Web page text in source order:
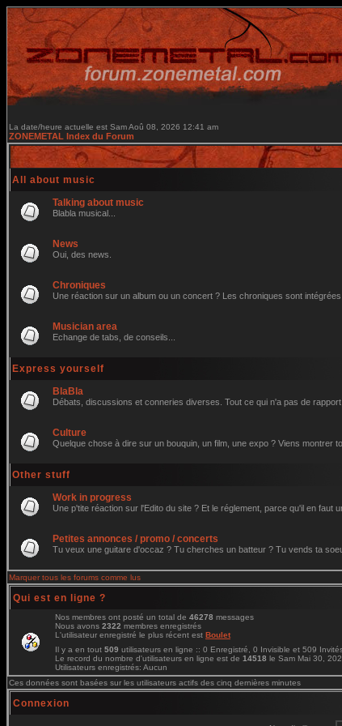
La date/heure actuelle est Sam Aoû 08, 2026 12:41 am
ZONEMETAL Index du Forum
All about music
Talking about music
Blabla musical...
News
Oui, des news.
Chroniques
Une réaction sur un album ou un concert ? Les chroniques sont
Musician area
Echange de tabs, de conseils...
Express yourself
BlaBla
Débats, discussions et conneries diverses. Tout ce qui n'a pas de
Culture
Quelque chose à dire sur un bouquin, un film, une expo ? Viens montrer
Other stuff
Work in progress
Une p'tite réaction sur l'Edito du site ? Et le réglement, parce qu'il en faut
Petites annonces / promo / concerts
Tu veux une guitare d'occaz ? Tu cherches un batteur ? Tu vends ta
Marquer tous les forums comme lus
Qui est en ligne ?
Nos membres ont posté un total de 46278 messages
Nous avons 2322 membres enregistrés
L'utilisateur enregistré le plus récent est Boulet
Il y a en tout 509 utilisateurs en ligne :: 0 Enregistré, 0 Invisible et 509
Le record du nombre d'utilisateurs en ligne est de 14518 le Sam Mai 30,
Utilisateurs enregistrés: Aucun
Ces données sont basées sur les utilisateurs actifs des cinq dernières minutes
Connexion